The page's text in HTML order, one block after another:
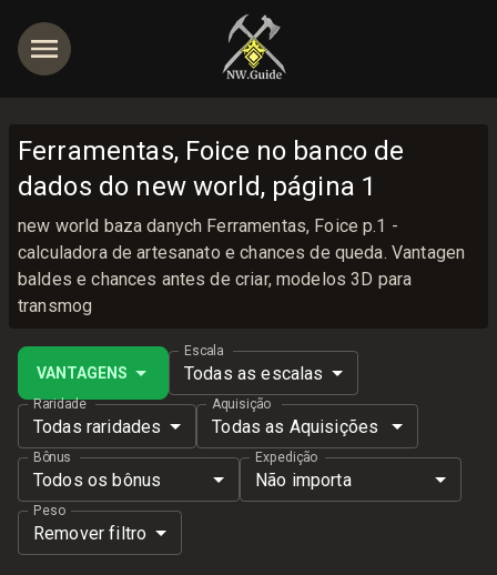
Ferramentas, Foice no banco de
dados do new world, página 1
new world baza danych Ferramentas, Foice p.1 -
calculadora de artesanato e chances de queda. Vantagen
baldes e chances antes de criar, modelos 3D para
transmog
VANTAGENS
Escala
Todas as escalas
Raridade
Todas raridades
Aquisição
Todas as Aquisições
Bônus
Todos os bônus
Expedição
Não importa
Peso
Remover filtro